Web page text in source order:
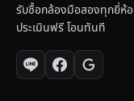
รับซื้อกล้องมือสองทุกยี่ห้อ
ประเมินฟรี โอนทันที